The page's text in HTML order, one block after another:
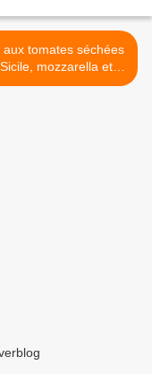
aux tomates séchées
mozzarella et
pignons (sans gluten) >